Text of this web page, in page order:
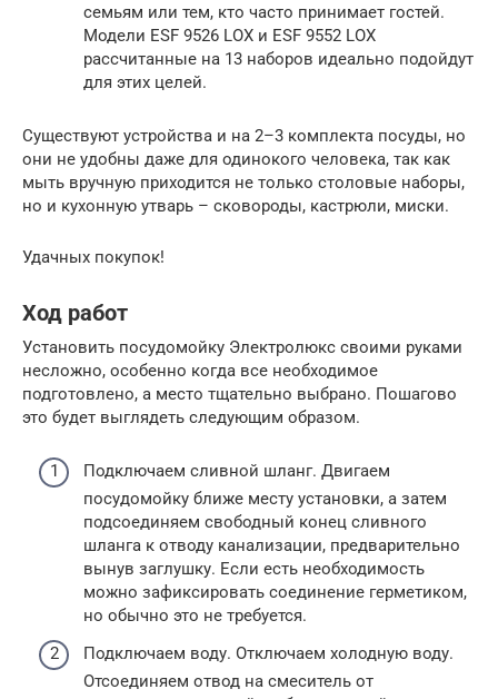
семьям или тем, кто часто принимает гостей.
Модели ESF 9526 LOX и ESF 9552 LOX
рассчитанные на 13 наборов идеально подойдут
для этих целей.
Существуют устройства и на 2–3 комплекта посуды, но
они не удобны даже для одинокого человека, так как
мыть вручную приходится не только столовые наборы,
но и кухонную утварь – сковороды, кастрюли, миски.
Удачных покупок!
Ход работ
Установить посудомойку Электролюкс своими руками
несложно, особенно когда все необходимое
подготовлено, а место тщательно выбрано. Пошагово
это будет выглядеть следующим образом.
Подключаем сливной шланг. Двигаем
посудомойку ближе месту установки, а затем
подсоединяем свободный конец сливного
шланга к отводу канализации, предварительно
вынув заглушку. Если есть необходимость
можно зафиксировать соединение герметиком,
но обычно это не требуется.
Подключаем воду. Отключаем холодную воду.
Отсоединяем отвод на смеситель от